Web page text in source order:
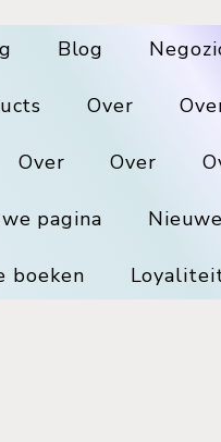
Blog
Over
Over Over
pagina
boeken